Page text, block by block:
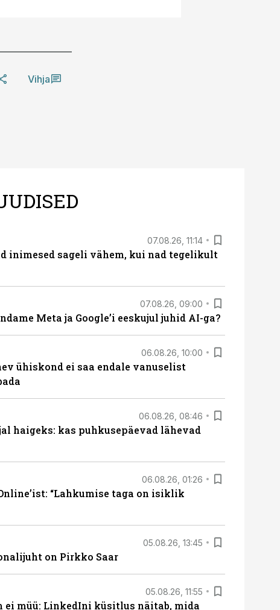
Vihja
07.08.26, 11:14
inimesed sageli vähem, kui nad tegelikult
07.08.26, 09:00
Meta ja Google’i eeskujul juhid AI-ga?
06.08.26, 10:00
ühiskond ei saa endale vanuselist
06.08.26, 08:46
haigeks: kas puhkusepäevad lähevad
06.08.26, 01:26
“Lahkumise taga on isiklik
05.08.26, 13:45
on Pirkko Saar
05.08.26, 11:55
ei müü: LinkedIni küsitlus näitab, mida